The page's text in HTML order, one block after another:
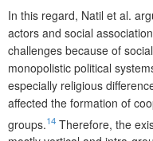
In this regard, Natil et al.
actors and social
challenges because of
monopolistic political
especially religious
affected the formation of
groups.14 Therefore, the